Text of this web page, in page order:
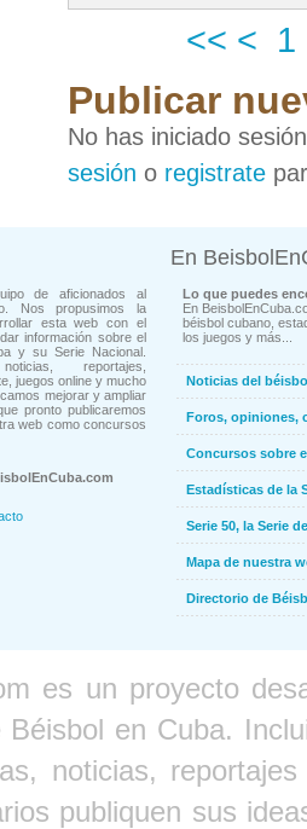
<< < 1
Publicar
No has iniciado
sesión o registrate
de aficionados al
Nos propusimos la
esta web con el
información sobre el
y su Serie Nacional.
reportajes,
juegos online y mucho
mejorar y ampliar
pronto publicaremos
web como concursos
En
Lo que puedes
En
béisbol cubano,
los juegos y más...
Noticias del
Foros, opiniones,
Concursos sobre
Estadísticas de la
Serie 50, la Serie
Mapa de nuestra
Directorio de
es un proyecto
Béisbol en Cuba.
noticias,
publiquen sus